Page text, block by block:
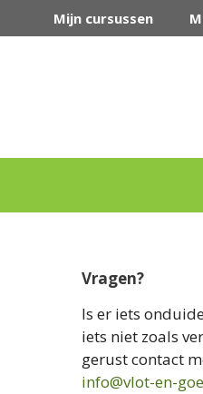
Mijn cursussen
Vragen?
Is er iets
iets niet zoals
gerust contact
info@vlot-en-